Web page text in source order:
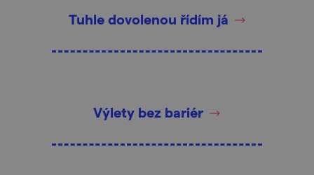
Tuhle dovolenou řídím já
Výlety bez bariér